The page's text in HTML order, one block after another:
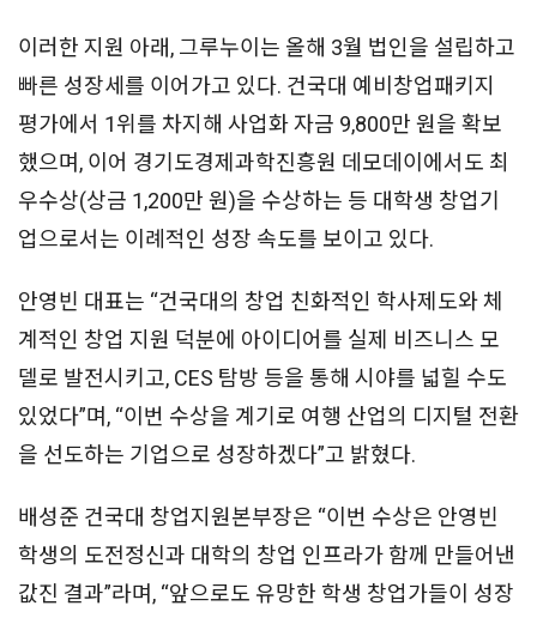
이러한 지원 아래, 그루누이는 올해 3월 법인을 설립하고
빠른 성장세를 이어가고 있다. 건국대 예비창업패키지
평가에서 1위를 차지해 사업화 자금 9,800만 원을 확보
했으며, 이어 경기도경제과학진흥원 데모데이에서도 최
우수상(상금 1,200만 원)을 수상하는 등 대학생 창업기
업으로서는 이례적인 성장 속도를 보이고 있다.
안영빈 대표는 “건국대의 창업 친화적인 학사제도와 체
계적인 창업 지원 덕분에 아이디어를 실제 비즈니스 모
델로 발전시키고, CES 탐방 등을 통해 시야를 넓힐 수도
있었다”며, “이번 수상을 계기로 여행 산업의 디지털 전환
을 선도하는 기업으로 성장하겠다”고 밝혔다.
배성준 건국대 창업지원본부장은 “이번 수상은 안영빈
학생의 도전정신과 대학의 창업 인프라가 함께 만들어낸
값진 결과”라며, “앞으로도 유망한 학생 창업가들이 성장